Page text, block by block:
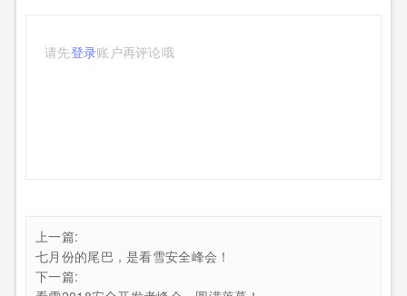
请先登录账户再评论哦
上一篇:
七月份的尾巴，是看雪安全峰会！
下一篇: